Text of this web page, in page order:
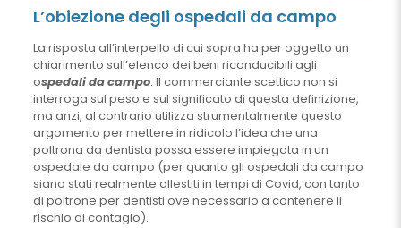
L’obiezione degli ospedali da campo
La risposta all’interpello di cui sopra ha per oggetto un
chiarimento sull’elenco dei beni riconducibili agli
ospedali da campo. Il commerciante scettico non si
interroga sul peso e sul significato di questa definizione,
ma anzi, al contrario utilizza strumentalmente questo
argomento per mettere in ridicolo l’idea che una
poltrona da dentista possa essere impiegata in un
ospedale da campo (per quanto gli ospedali da campo
siano stati realmente allestiti in tempi di Covid, con tanto
di poltrone per dentisti ove necessario a contenere il
rischio di contagio).